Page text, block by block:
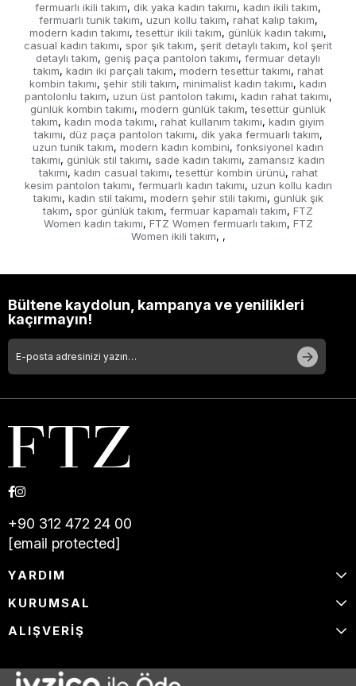
fermuarlı ikili takım, dik yaka kadın takımı, kadın ikili takım,
fermuarlı tunik takım, uzun kollu takım, rahat kalıp takım,
modern kadın takımı, tesettür ikili takım, günlük kadın takımı,
casual kadın takımı, spor şık takım, şerit detaylı takım, kol şerit
detaylı takım, geniş paça pantolon takımı, fermuar detaylı
takım, kadın iki parçalı takım, modern tesettür takımı, rahat
kombin takımı, şehir stili takım, minimalist kadın takımı, kadın
pantolonlu takım, uzun üst pantolon takımı, kadın rahat takımı,
günlük kombin takımı, modern günlük takım, tesettür günlük
takım, kadın moda takımı, rahat kullanım takımı, kadın giyim
takımı, düz paça pantolon takımı, dik yaka fermuarlı takım,
uzun tunik takım, modern kadın kombini, fonksiyonel kadın
takımı, günlük stil takımı, sade kadın takımı, zamansız kadın
takımı, kadın casual takımı, tesettür kombin ürünü, rahat
kesim pantolon takımı, fermuarlı kadın takımı, uzun kollu kadın
takımı, kadın stil takımı, modern şehir stili takımı, günlük şık
takım, spor günlük takım, fermuar kapamalı takım, FTZ
Women kadın takımı, FTZ Women fermuarlı takım, FTZ
Women ikili takım, ,
Bültene kaydolun, kampanya ve yenilikleri
kaçırmayın!
+90 312 472 24 00
[email protected]
YARDIM
KURUMSAL
ALIŞVERİŞ